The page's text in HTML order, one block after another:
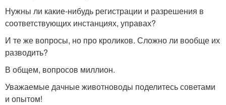
Нужны ли какие-нибудь регистрации и разрешения в
соответствующих инстанциях, управах?
И те же вопросы, но про кроликов. Сложно ли вообще их
разводить?
В общем, вопросов миллион.
Уважаемые дачные животноводы поделитесь советами
и опытом!